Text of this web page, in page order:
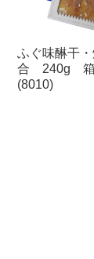
ふぐ味醂干
合 240g
(8010)